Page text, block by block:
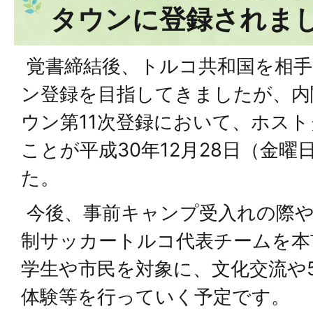
タウンに登録されま
覚書締結後、トルコ共和国を相
ン登録を目指してきましたが、
ウン第11次登録において、ホス
ことが平成30年12月28日（金曜
た。
今後、事前キャンプ受入れの際
制サッカートルコ代表チームを
学生や市民を対象に、文化交流
体験等を行っていく予定です。